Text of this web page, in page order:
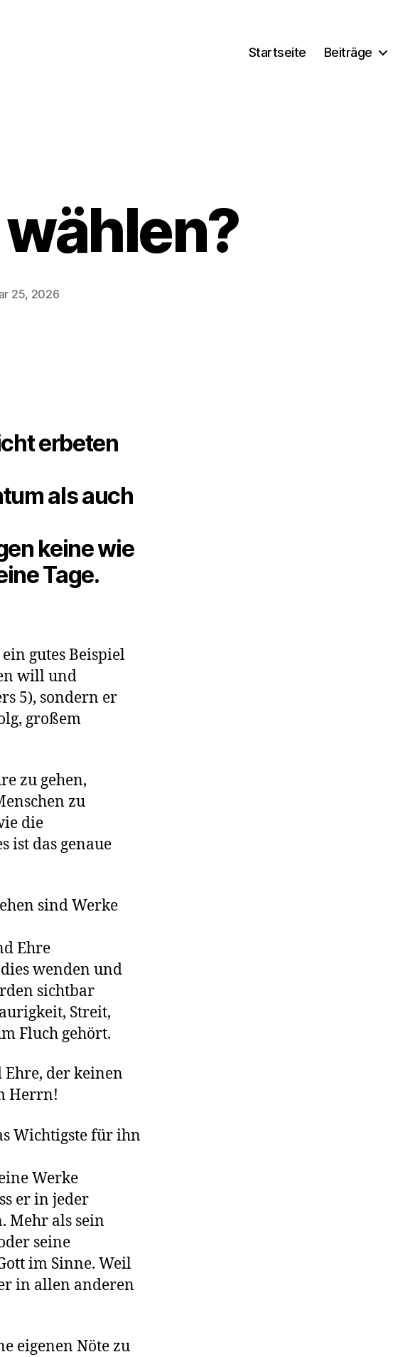
Startseite Beiträge
25, 2026
erbeten
als auch
keine wie
Tage.
gutes Beispiel
will und
5), sondern er
großem
zu gehen,
zu
die
ist das genaue
sind Werke
Ehre
wenden und
sichtbar
Streit,
Fluch gehört.
Ehre, der keinen
Herrn!
Wichtigste für ihn
Werke
er in jeder
Mehr als sein
seine
im Sinne. Weil
in allen anderen
eigenen Nöte zu